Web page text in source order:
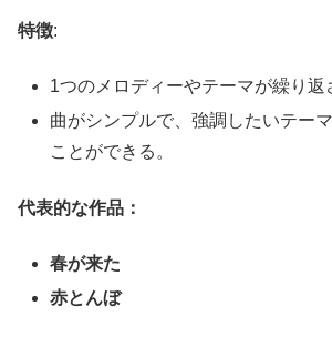
特徴:
1つのメロディーやテーマが繰り返
曲がシンプルで、強調したいテー
ことができる。
代表的な作品：
春が来た
赤とんぼ